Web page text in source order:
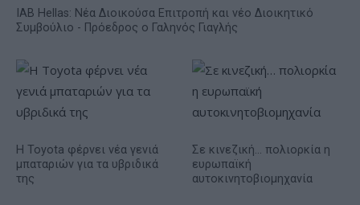
IAB Hellas: Νέα Διοικούσα Επιτροπή και νέο Διοικητικό
Συμβούλιο - Πρόεδρος ο Γαληνός Γιαγλής
Η Toyota φέρνει νέα γενιά
μπαταριών για τα υβριδικά
της
Σε κινεζική… πολιορκία η
ευρωπαϊκή
αυτοκινητοβιομηχανία